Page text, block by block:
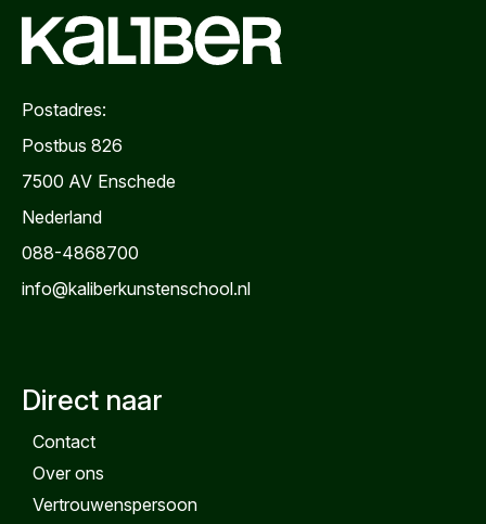
Postadres:
Postbus 826
7500 AV Enschede
Nederland
088-4868700
info@kaliberkunstenschool.nl
Direct naar
Contact
Over ons
Vertrouwenspersoon